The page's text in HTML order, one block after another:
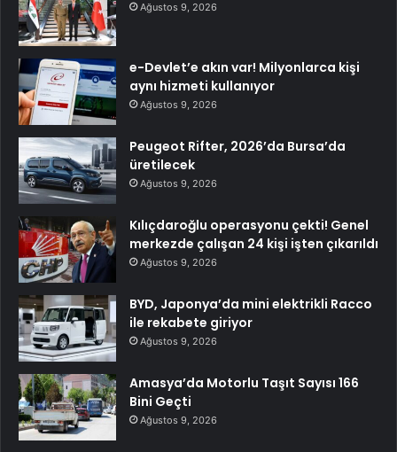
Ağustos 9, 2026
e-Devlet’e akın var! Milyonlarca kişi
aynı hizmeti kullanıyor
Ağustos 9, 2026
Peugeot Rifter, 2026’da Bursa’da
üretilecek
Ağustos 9, 2026
Kılıçdaroğlu operasyonu çekti! Genel
merkezde çalışan 24 kişi işten çıkarıldı
Ağustos 9, 2026
BYD, Japonya’da mini elektrikli Racco
ile rekabete giriyor
Ağustos 9, 2026
Amasya’da Motorlu Taşıt Sayısı 166
Bini Geçti
Ağustos 9, 2026